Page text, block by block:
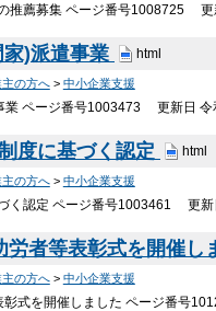
推薦募集 ページ番号1008725
)派遣事業 html
の方へ> 中小企業支援
業 ページ番号1003473 更新日
度に基づく認定 html
の方へ> 中小企業支援
く認定 ページ番号1003461 更
者等表彰式を開催し
の方へ> 中小企業支援
彰式を開催しました ページ番号